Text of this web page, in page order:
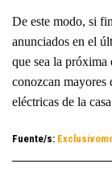
De este modo, si
anunciados en el
que sea la
conozcan mayores
eléctricas de la
Fuente/s: